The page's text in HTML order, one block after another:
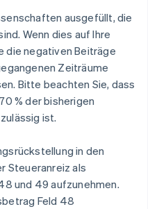
ausgefüllt, die
Wenn dies auf Ihre
die negativen Beiträge
Zeiträume
Bitte beachten Sie, dass
% der bisherigen
ist.
in den
Steueranreiz als
und 49 aufzunehmen.
Feld 48